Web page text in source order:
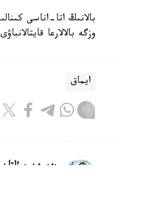
بالانىڭ اتا-اناسى
وزگە بالالارعا
ايماق
بەيسەن سۇلتان